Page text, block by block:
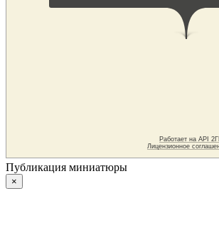
Публикация миниатюры
×